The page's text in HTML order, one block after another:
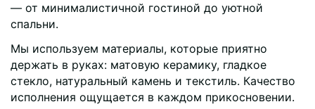
— от минималистичной гостиной до уютной
спальни.
Мы используем материалы, которые приятно
держать в руках: матовую керамику, гладкое
стекло, натуральный камень и текстиль. Качество
исполнения ощущается в каждом прикосновении.